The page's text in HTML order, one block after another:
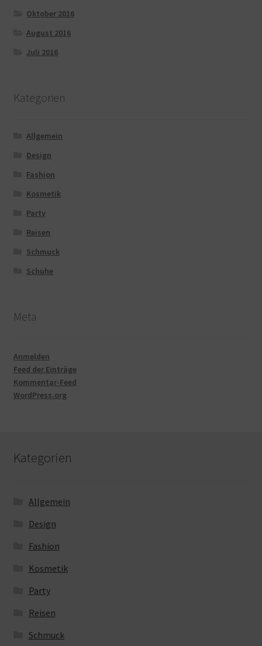
Oktober 2016
August 2016
Juli 2016
Kategorien
Allgemein
Design
Fashion
Kosmetik
Party
Reisen
Schmuck
Schuhe
Meta
Anmelden
Feed der Einträge
Kommentar-Feed
WordPress.org
Kategorien
Allgemein
Design
Fashion
Kosmetik
Party
Reisen
Schmuck